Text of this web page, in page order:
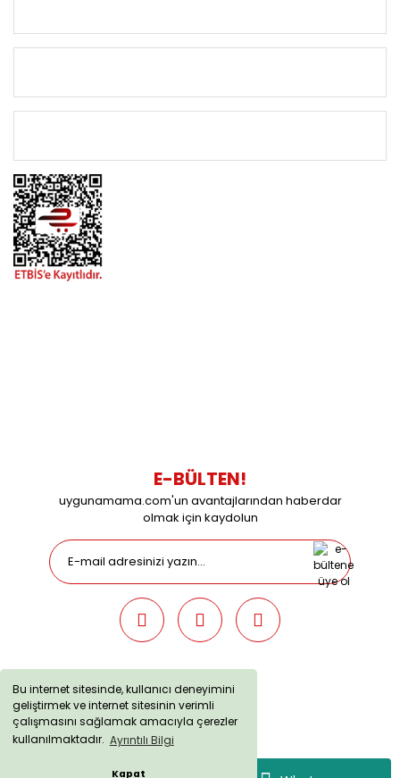
Bu internet sitesinde, kullanıcı deneyimini
geliştirmek ve internet sitesinin verimli
çalışmasını sağlamak amacıyla çerezler
kullanılmaktadır. Ayrıntılı Bilgi
Kapat
E-BÜLTEN!
uygunamama.com'un avantajlarından haberdar
olmak için kaydolun
uygunamama.com © 2019 - Tüm Hakları Saklıdır. Kredi kartı
bilgileriniz 256bit SSL sertifikası ile korunmaktadır.